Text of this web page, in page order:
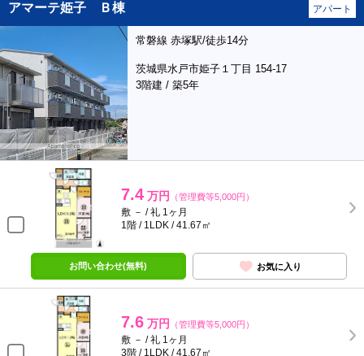
アマーテ姫子 Ｂ棟 アパート
常磐線 赤塚駅/徒歩14分
茨城県水戸市姫子１丁目 154-17
3階建 / 築5年
7.4 万円 （管理費等5,000円）
敷 － / 礼 1ヶ月
1階 / 1LDK / 41.67㎡
お問い合わせ(無料) お気に入り
7.6 万円 （管理費等5,000円）
敷 － / 礼 1ヶ月
3階 / 1LDK / 41.67㎡